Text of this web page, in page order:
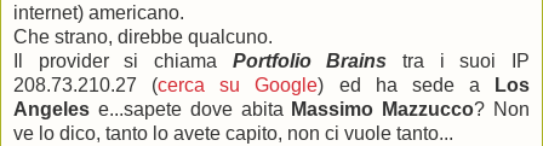
internet) americano.
Che strano, direbbe qualcuno.
Il provider si chiama Portfolio Brains tra i suoi IP
208.73.210.27 (cerca su Google) ed ha sede a
Los
Angeles e...sapete dove abita Massimo Mazzucco? Non
ve lo dico, tanto lo avete capito, non ci vuole tanto...